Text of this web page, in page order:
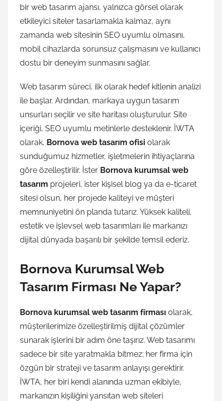
bir web tasarım ajansı, yalnızca görsel olarak
etkileyici siteler tasarlamakla kalmaz, aynı
zamanda web sitesinin SEO uyumlu olmasını,
mobil cihazlarda sorunsuz çalışmasını ve kullanıcı
dostu bir deneyim sunmasını sağlar.
Web tasarım süreci, ilk olarak hedef kitlenin analizi
ile başlar. Ardından, markaya uygun tasarım
unsurları seçilir ve site haritası oluşturulur. Site
içeriği, SEO uyumlu metinlerle desteklenir. İWTA
olarak, Bornova web tasarım ofisi olarak
sunduğumuz hizmetler, işletmelerin ihtiyaçlarına
göre özelleştirilir. İster Bornova kurumsal web
tasarım projeleri, ister kişisel blog ya da e-ticaret
sitesi olsun, her projede kaliteyi ve müşteri
memnuniyetini ön planda tutarız. Yüksek kaliteli,
estetik ve işlevsel web tasarımları ile markanızı
dijital dünyada başarılı bir şekilde temsil ederiz.
Bornova Kurumsal Web
Tasarım Firması Ne Yapar?
Bornova kurumsal web tasarım firması olarak,
müşterilerimize özelleştirilmiş dijital çözümler
sunarak işlerini bir adım öne taşırız. Web tasarımı
sadece bir site yaratmakla bitmez; her firma için
özgün bir strateji ve tasarım anlayışı gerektirir.
İWTA, her biri kendi alanında uzman ekibiyle,
markanızın kişiliğini yansıtan web siteleri